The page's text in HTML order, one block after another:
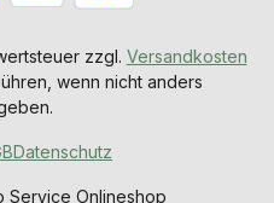
zzgl. Versandkosten
wenn nicht anders
Service Onlineshop
Datenschutz